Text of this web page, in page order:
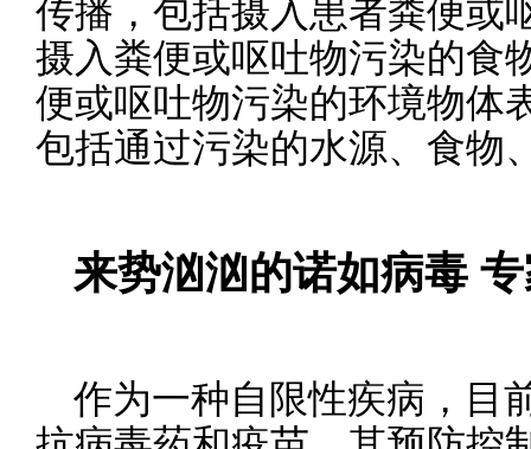
传播，包括摄入患者粪便或
摄入粪便或呕吐物污染的食
便或呕吐物污染的环境物体
包括通过污染的水源、食物
来势汹汹的诺如病毒
作为一种自限性疾病，目